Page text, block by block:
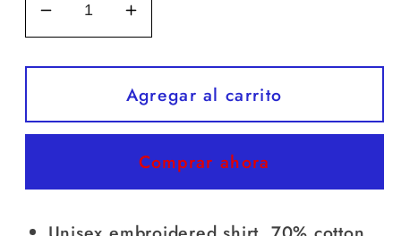
Reducir
cantidad
para
Hands
Unisex
Aumentar
cantidad
para
Crazy
Hands
Unisex
Shirt
Agregar al carrito
Comprar ahora